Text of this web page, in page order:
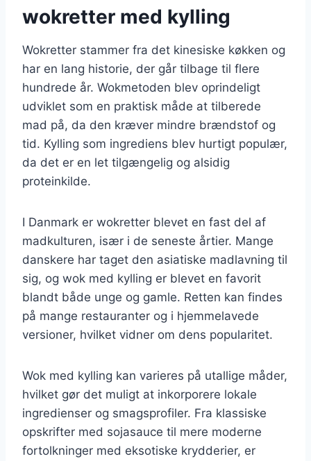
wokretter med kylling
Wokretter stammer fra det kinesiske køkken og
har en lang historie, der går tilbage til flere
hundrede år. Wokmetoden blev oprindeligt
udviklet som en praktisk måde at tilberede
mad på, da den kræver mindre brændstof og
tid. Kylling som ingrediens blev hurtigt populær,
da det er en let tilgængelig og alsidig
proteinkilde.
I Danmark er wokretter blevet en fast del af
madkulturen, især i de seneste årtier. Mange
danskere har taget den asiatiske madlavning til
sig, og wok med kylling er blevet en favorit
blandt både unge og gamle. Retten kan findes
på mange restauranter og i hjemmelavede
versioner, hvilket vidner om dens popularitet.
Wok med kylling kan varieres på utallige måder,
hvilket gør det muligt at inkorporere lokale
ingredienser og smagsprofiler. Fra klassiske
opskrifter med sojasauce til mere moderne
fortolkninger med eksotiske krydderier, er